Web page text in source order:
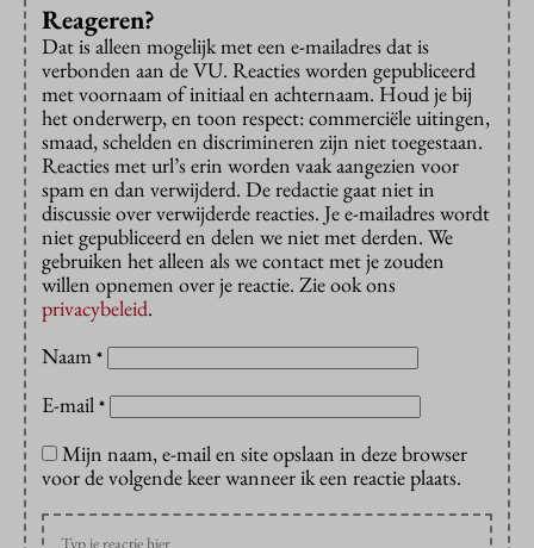
Reageren?
Dat is alleen mogelijk met een e-mailadres dat is
verbonden aan de VU. Reacties worden gepubliceerd
met voornaam of initiaal en achternaam. Houd je bij
het onderwerp, en toon respect: commerciële uitingen,
smaad, schelden en discrimineren zijn niet toegestaan.
Reacties met url’s erin worden vaak aangezien voor
spam en dan verwijderd. De redactie gaat niet in
discussie over verwijderde reacties. Je e-mailadres wordt
niet gepubliceerd en delen we niet met derden. We
gebruiken het alleen als we contact met je zouden
willen opnemen over je reactie. Zie ook ons
privacybeleid.
Naam *
E-mail *
Mijn naam, e-mail en site opslaan in deze browser
voor de volgende keer wanneer ik een reactie plaats.